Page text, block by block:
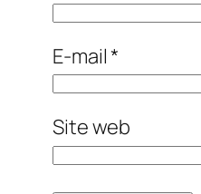
E-mail*
Site web